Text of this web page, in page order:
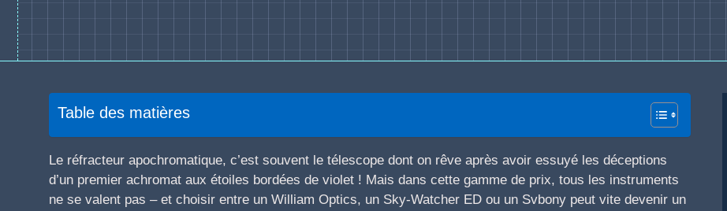
Table des matières
Le réfracteur apochromatique, c’est souvent le télescope dont on rêve après avoir essuyé les déceptions
d’un premier achromat aux étoiles bordées de violet ! Mais dans cette gamme de prix, tous les instruments
ne se valent pas – et choisir entre un William Optics, un Sky-Watcher ED ou un Svbony peut vite devenir un